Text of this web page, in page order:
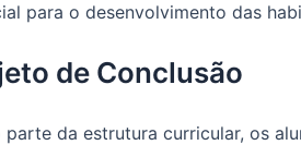
para o desenvolvimento das
de Conclusão
parte da estrutura curricular, os